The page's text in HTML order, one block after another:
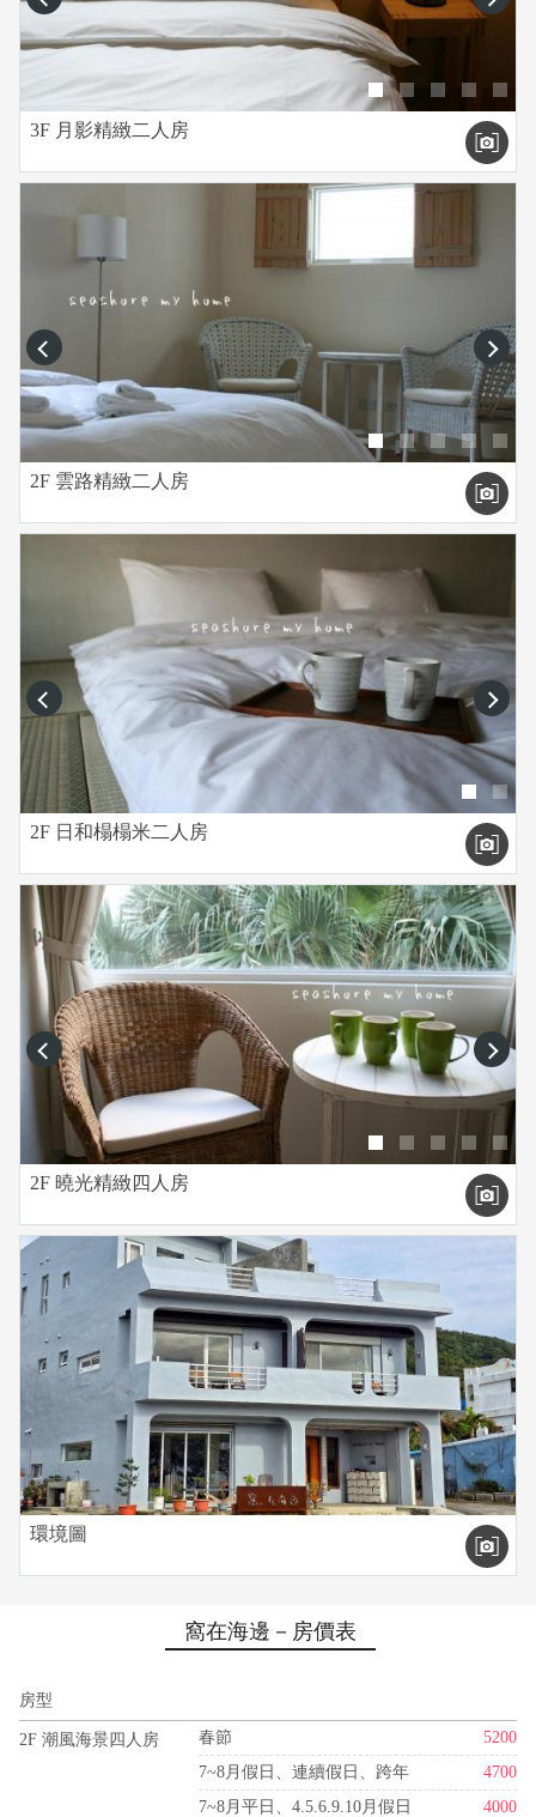
3F 月影精緻二人房
prev next
2F 雲路精緻二人房
prev next
2F 日和榻榻米二人房
prev next
2F 曉光精緻四人房
環境圖
窩在海邊－房價表
房型
2F 潮風海景四人房 春節
5200
7~8月假日、連續假日、跨年
4700
7~8月平日、4.5.6.9.10月假日
4000